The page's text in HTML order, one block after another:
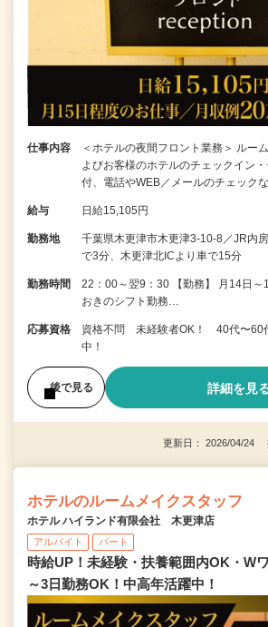
仕事内容
＜ホテルの夜間フロント業務＞ ルー
よびお客様のホテルのチェックイン
付、電話やWEB／メールのチェック
給与 日給15,105円
勤務地
千葉県木更津市木更津3-10-8／JR内
で3分、木更津北ICより車で15分
勤務時間
22：00～翌9：30 【勤務】 月14日～
おきのシフト勤務…
応募資格
資格不問 未経験者OK！ 40代〜60
中！
後で見る 詳細を見
更新日： 2026/04/24
ホテルのルームメイクスタッフ
ホテル ハイランド有限会社 木更津店
アルバイト パート
時給UP！未経験・扶養範囲内OK・W
～3日勤務OK！中高年活躍中！